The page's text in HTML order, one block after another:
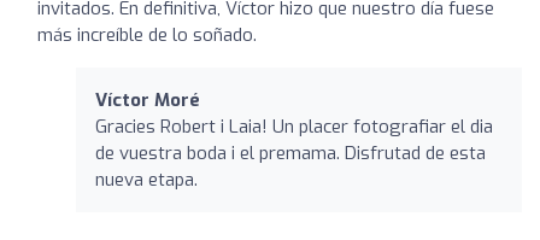
invitados. En definitiva, Víctor hizo que nuestro día fuese
más increíble de lo soñado.
Víctor Moré
Gracies Robert i Laia! Un placer fotografiar el dia
de vuestra boda i el premama. Disfrutad de esta
nueva etapa.